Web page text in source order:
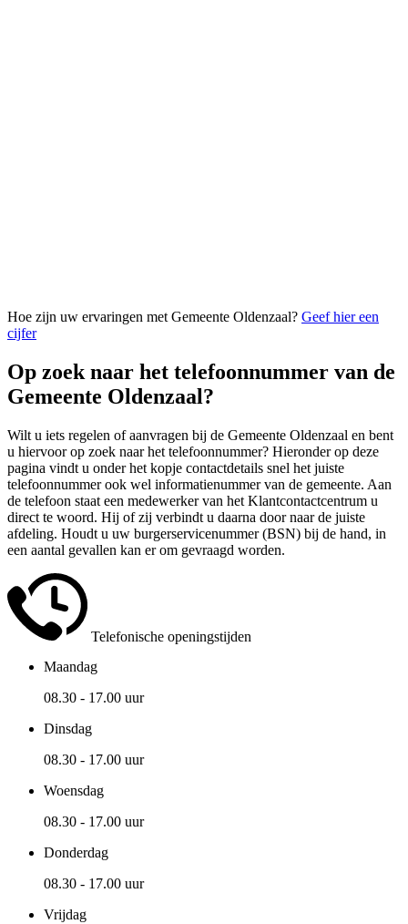
Hoe zijn uw ervaringen met Gemeente Oldenzaal? Geef hier een
cijfer
Op zoek naar het telefoonnummer van de
Gemeente Oldenzaal?
Wilt u iets regelen of aanvragen bij de Gemeente Oldenzaal en bent
u hiervoor op zoek naar het telefoonnummer? Hieronder op deze
pagina vindt u onder het kopje contactdetails snel het juiste
telefoonnummer ook wel informatienummer van de gemeente. Aan
de telefoon staat een medewerker van het Klantcontactcentrum u
direct te woord. Hij of zij verbindt u daarna door naar de juiste
afdeling. Houdt u uw burgerservicenummer (BSN) bij de hand, in
een aantal gevallen kan er om gevraagd worden.
Telefonische openingstijden
Maandag
08.30 - 17.00 uur
Dinsdag
08.30 - 17.00 uur
Woensdag
08.30 - 17.00 uur
Donderdag
08.30 - 17.00 uur
Vrijdag